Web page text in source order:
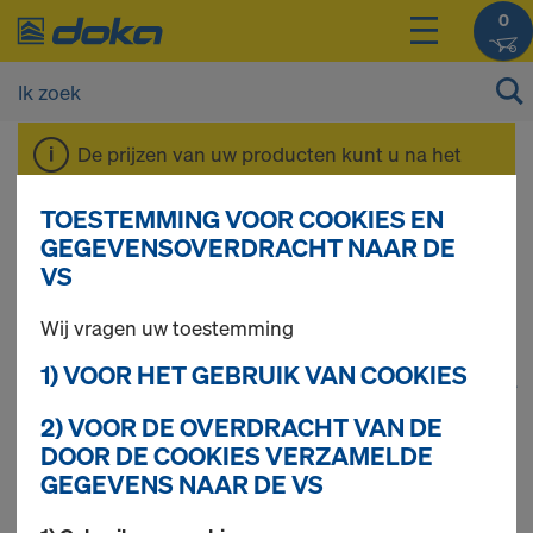
0
De prijzen van uw producten kunt u na het
inloggenbekijken.
Framax Xlife
86 producten gevonden
Meest gezocht
Framax montagestang
TOESTEMMING VOOR COOKIES EN
GEGEVENSOVERDRACHT NAAR DE
VS
Wij vragen uw toestemming
1) VOOR HET GEBRUIK VAN COOKIES
2) VOOR DE OVERDRACHT VAN DE
DOOR DE COOKIES VERZAMELDE
GEGEVENS NAAR DE VS